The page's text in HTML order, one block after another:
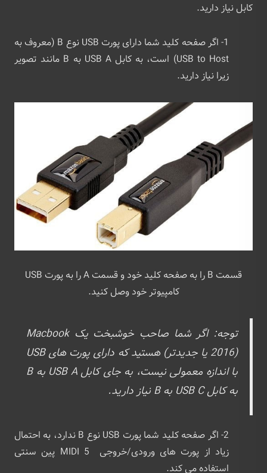
کابل نیاز دارید.
1- اگر صفحه کلید شما دارای پورت USB نوع B (معروف به
USB to Host) است، به کابل USB A به B مانند تصویر
زیرا نیاز دارید.
قسمت B را به صفحه کلید خود و قسمت A را به پورت USB
کامپیوتر خود وصل کنید.
توجه: اگر شما صاحب خوشبخت یک Macbook
(2016 یا جدیدتر) هستید که دارای پورت های USB
با اندازه معمولی نیست، به جای کابل USB A به B
به کابل USB C به B نیاز دارید.
2- اگر صفحه کلید شما پورت USB نوع B ندارد، به احتمال
زیاد از پورت های ورودی/خروجی 5 MIDI پین سنتی
استفاده می کند.